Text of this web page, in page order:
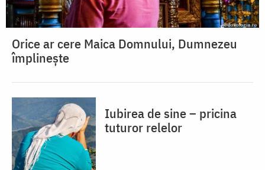
Orice ar cere Maica Domnului, Dumnezeu
împlinește
Iubirea de sine – pricina
tuturor relelor